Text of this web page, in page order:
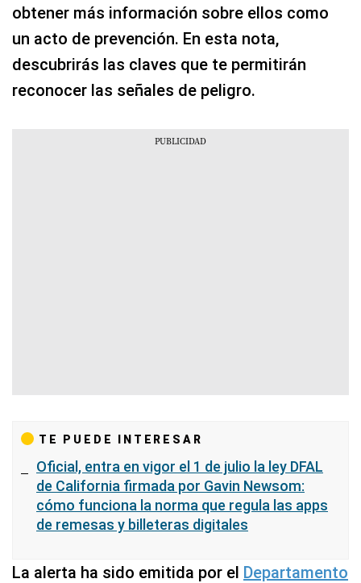
obtener más información sobre ellos como
un acto de prevención. En esta nota,
descubrirás las claves que te permitirán
reconocer las señales de peligro.
TE PUEDE INTERESAR
Oficial, entra en vigor el 1 de julio la ley DFAL
de California firmada por Gavin Newsom:
cómo funciona la norma que regula las apps
de remesas y billeteras digitales
La alerta ha sido emitida por el Departamento